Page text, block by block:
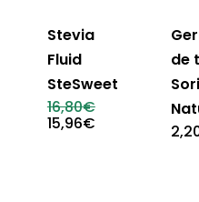
Stevia
Fluid
SteSweet
16,80€El
precio
15,96€El
de